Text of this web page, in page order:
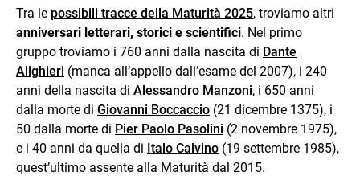
Tra le possibili tracce della Maturità 2025, troviamo altri
anniversari letterari, storici e scientifici. Nel primo
gruppo troviamo i 760 anni dalla nascita di Dante
Alighieri (manca all’appello dall’esame del 2007), i 240
anni della nascita di Alessandro Manzoni, i 650 anni
dalla morte di Giovanni Boccaccio (21 dicembre 1375), i
50 dalla morte di Pier Paolo Pasolini (2 novembre 1975),
e i 40 anni da quella di Italo Calvino (19 settembre 1985),
quest’ultimo assente alla Maturità dal 2015.